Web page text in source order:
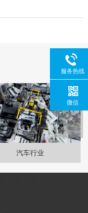
汽车行业
服务热线
微信